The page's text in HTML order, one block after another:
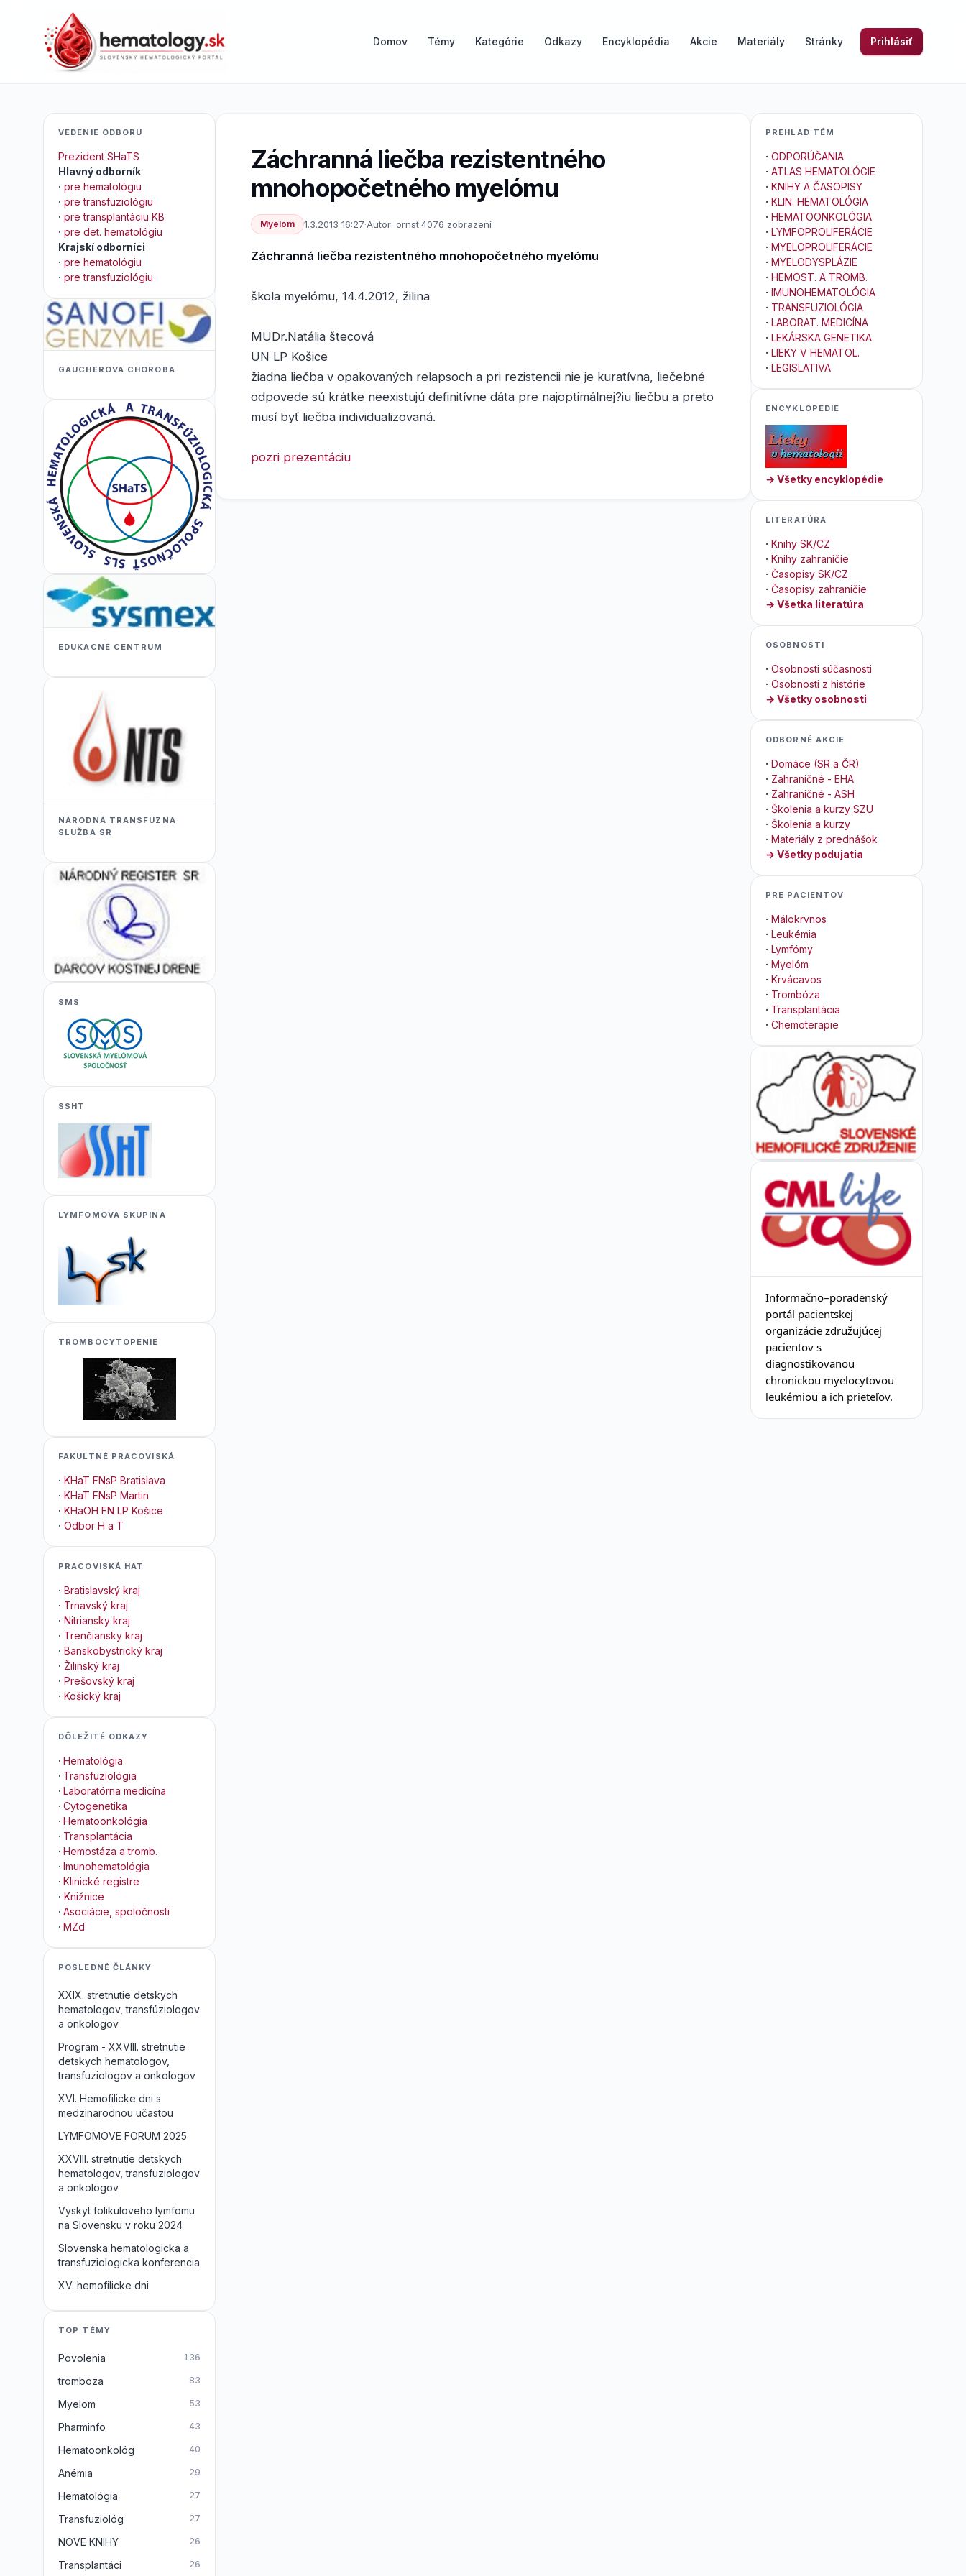
Domov Témy Kategórie Odkazy Encyklopédia Akcie Materiály Stránky Prihlásiť
Záchranná liečba rezistentného
mnohopočetného myelómu
Myelom 1.3.2013 16:27·Autor: ornst·4076 zobrazení
Záchranná liečba rezistentného mnohopočetného myelómu
škola myelómu, 14.4.2012, žilina
MUDr.Natália štecová
UN LP Košice
žiadna liečba v opakovaných relapsoch a pri rezistencii nie je kuratívna, liečebné
odpovede sú krátke neexistujú definitívne dáta pre najoptimálnej?iu liečbu a preto
musí byť liečba individualizovaná.
pozri prezentáciu
VEDENIE ODBORU
Prezident SHaTS
Hlavný odborník
· pre hematológiu
· pre transfuziológiu
· pre transplantáciu KB
· pre det. hematológiu
Krajskí odborníci
· pre hematológiu
· pre transfuziológiu
GAUCHEROVA CHOROBA
EDUKACNÉ CENTRUM
NÁRODNÁ TRANSFÚZNA
SLUŽBA SR
SMS
SSHT
LYMFOMOVA SKUPINA
TROMBOCYTOPENIE
FAKULTNÉ PRACOVISKÁ
· KHaT FNsP Bratislava
· KHaT FNsP Martin
· KHaOH FN LP Košice
· Odbor H a T
PRACOVISKÁ HAT
· Bratislavský kraj
· Trnavský kraj
· Nitriansky kraj
· Trenčiansky kraj
· Banskobystrický kraj
· Žilinský kraj
· Prešovský kraj
· Košický kraj
DÔLEŽITÉ ODKAZY
· Hematológia
· Transfuziológia
· Laboratórna medicína
· Cytogenetika
· Hematoonkológia
· Transplantácia
· Hemostáza a tromb.
· Imunohematológia
· Klinické registre
· Knižnice
· Asociácie, spoločnosti
· MZd
POSLEDNÉ ČLÁNKY
XXIX. stretnutie detskych
hematologov, transfúziologov
a onkologov
Program - XXVIII. stretnutie
detskych hematologov,
transfuziologov a onkologov
XVI. Hemofilicke dni s
medzinarodnou učastou
LYMFOMOVE FORUM 2025
XXVIII. stretnutie detskych
hematologov, transfuziologov
a onkologov
Vyskyt folikuloveho lymfomu
na Slovensku v roku 2024
Slovenska hematologicka a
transfuziologicka konferencia
XV. hemofilicke dni
TOP TÉMY
Povolenia 136
tromboza 83
Myelom 53
Pharminfo 43
Hematoonkológ 40
Anémia 29
Hematológia 27
Transfuziológ 27
NOVE KNIHY 26
Transplantáci 26
PREHLAD TÉM
· ODPORÚČANIA
· ATLAS HEMATOLÓGIE
· KNIHY A ČASOPISY
· KLIN. HEMATOLÓGIA
· HEMATOONKOLÓGIA
· LYMFOPROLIFERÁCIE
· MYELOPROLIFERÁCIE
· MYELODYSPLÁZIE
· HEMOST. A TROMB.
· IMUNOHEMATOLÓGIA
· TRANSFUZIOLÓGIA
· LABORAT. MEDICÍNA
· LEKÁRSKA GENETIKA
· LIEKY V HEMATOL.
· LEGISLATIVA
ENCYKLOPEDIE
→ Všetky encyklopédie
LITERATÚRA
· Knihy SK/CZ
· Knihy zahraničie
· Časopisy SK/CZ
· Časopisy zahraničie
→ Všetka literatúra
OSOBNOSTI
· Osobnosti súčasnosti
· Osobnosti z histórie
→ Všetky osobnosti
ODBORNÉ AKCIE
· Domáce (SR a ČR)
· Zahraničné - EHA
· Zahraničné - ASH
· Školenia a kurzy SZU
· Školenia a kurzy
· Materiály z prednášok
→ Všetky podujatia
PRE PACIENTOV
· Málokrvnos
· Leukémia
· Lymfómy
· Myelóm
· Krvácavos
· Trombóza
· Transplantácia
· Chemoterapie
Informačno–poradenský
portál pacientskej
organizácie združujúcej
pacientov s
diagnostikovanou
chronickou myelocytovou
leukémiou a ich prieteľov.